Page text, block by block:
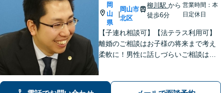
岡
山
県
|
岡山市
北区
柳川駅から
徒歩6分
営業時間：本
日定休日
【子連れ相談可】【法テラス利用可】
離婚のご相談はお子様の将来まで考え
柔軟に！男性に話しづらいご相談は女
と連携してきめ細やかに対応【注力分